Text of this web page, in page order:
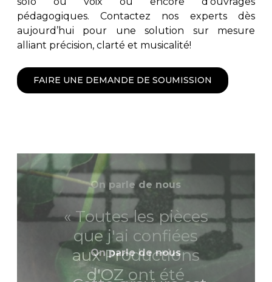
pédagogiques. Contactez nos experts dès
aujourd’hui pour une solution sur mesure
alliant précision, clarté et musicalité!
FAIRE UNE DEMANDE DE SOUMISSION
On parle de nous
« Toutes les pièces
que j'ai confiées
aux Productions
d'OZ ont été
On parle de nous
On parle de nous
«Quel plaisir pour
un compositeur de
voir son oeuvre